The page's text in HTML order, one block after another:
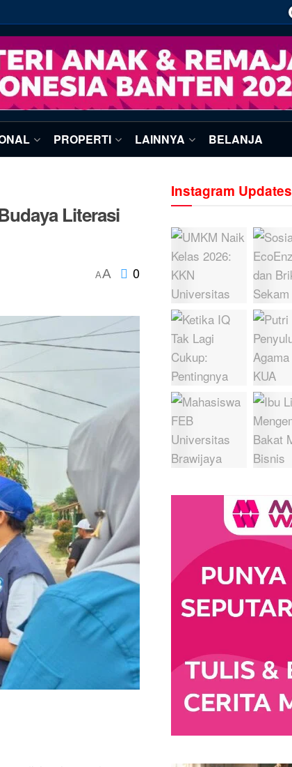
PROPERTI LAINNYA BELANJA
Literasi
AA 0
Instagram Updates